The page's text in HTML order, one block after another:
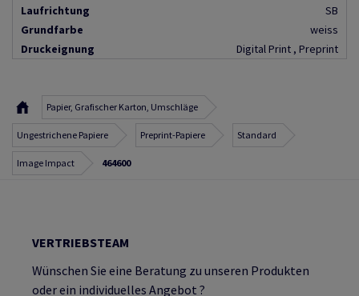
Laufrichtung
SB
Grundfarbe
weiss
Druckeignung
Digital Print , Preprint
Papier, Grafischer Karton, Umschläge
Ungestrichene Papiere Preprint-Papiere Standard
Image Impact 464600
VERTRIEBSTEAM
Wünschen Sie eine Beratung zu unseren Produkten
oder ein individuelles Angebot ?